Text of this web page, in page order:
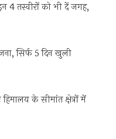
4 तस्वीरों को भी दें जगह,
सिर्फ 5 दिन खुली
के सीमांत क्षेत्रों में